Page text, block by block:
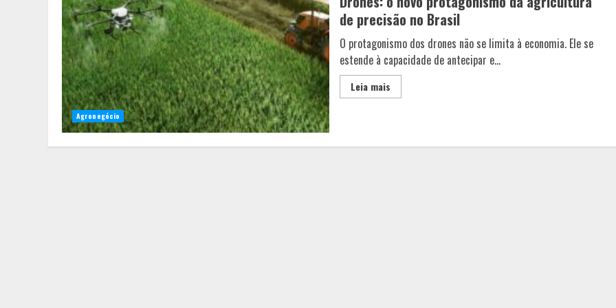
Agronegócio
de precisão no Brasil
O protagonismo dos drones não se limita à economia. Ele se
estende à capacidade de antecipar e...
Leia mais